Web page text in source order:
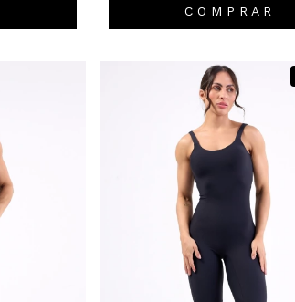
C O M P R A R